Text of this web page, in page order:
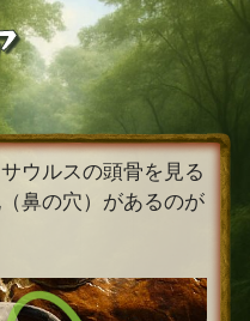
ウルスの頭骨を見る
鼻の穴）があるのが